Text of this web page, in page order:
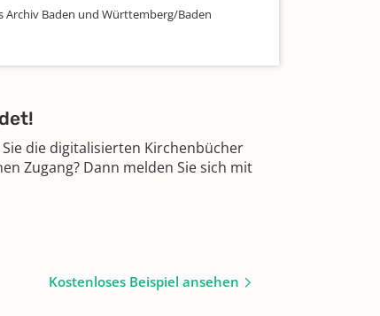
Archiv Baden und Württemberg/Baden
die digitalisierten Kirchenbücher
Zugang? Dann melden Sie sich mit
Kostenloses Beispiel ansehen